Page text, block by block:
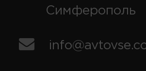
Симферополь